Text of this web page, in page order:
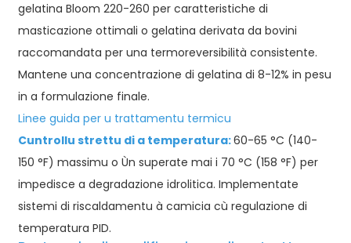
gelatina Bloom 220-260 per caratteristiche di
masticazione ottimali o gelatina derivata da bovini
raccomandata per una termoreversibilità consistente.
Mantene una concentrazione di gelatina di 8-12% in pesu
in a formulazione finale.
Linee guida per u trattamentu termicu
Cuntrollu strettu di a temperatura:60-65 °C (140-
150 °F) massimu o Ùn superate mai i 70 °C (158 °F) per
impedisce a degradazione idrolitica. Implementate
sistemi di riscaldamentu à camicia cù regulazione di
temperatura PID.